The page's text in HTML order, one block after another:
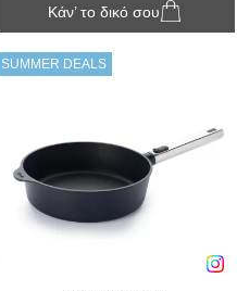
Κάν’ το δικό σου
SUMMER DEALS